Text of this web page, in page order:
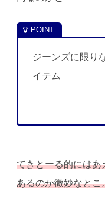
ジーンズに限り
イテム
てきとーる的には
あるのか微妙なとこ